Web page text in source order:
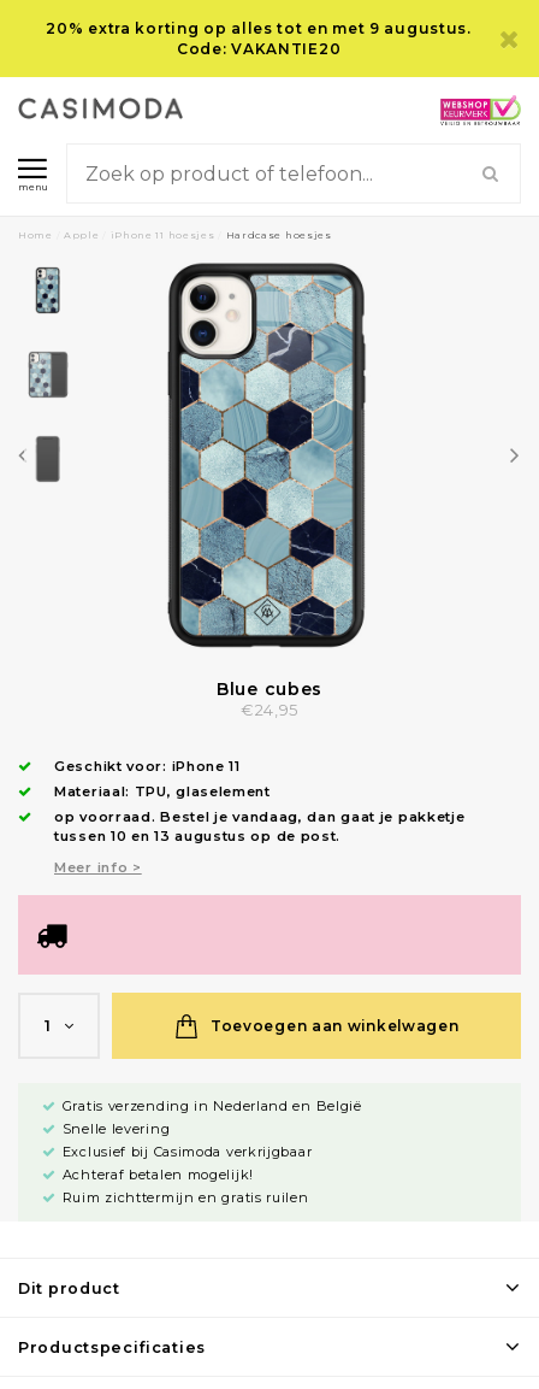
20% extra korting op alles tot en met 9 augustus.
Code: VAKANTIE20
menu
Home Apple iPhone 11 hoesjes Hardcase hoesjes
Blue cubes
€24,95
Geschikt voor: iPhone 11
Materiaal: TPU, glaselement
op voorraad.Bestel je vandaag, dan gaat je pakketje
tussen 10 en 13 augustus op de post.
Meer info >
1 Toevoegen aan winkelwagen
Gratis verzending in Nederland en België
Snelle levering
Exclusief bij Casimoda verkrijgbaar
Achteraf betalen mogelijk!
Ruim zichttermijn en gratis ruilen
Dit product
Productspecificaties